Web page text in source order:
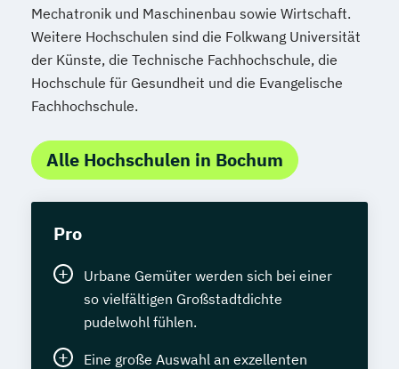
Mechatronik und Maschinenbau sowie Wirtschaft.
Weitere Hochschulen sind die Folkwang Universität
der Künste, die Technische Fachhochschule, die
Hochschule für Gesundheit und die Evangelische
Fachhochschule.
Alle Hochschulen in Bochum
Pro
Urbane Gemüter werden sich bei einer
so vielfältigen Großstadtdichte
pudelwohl fühlen.
Eine große Auswahl an exzellenten